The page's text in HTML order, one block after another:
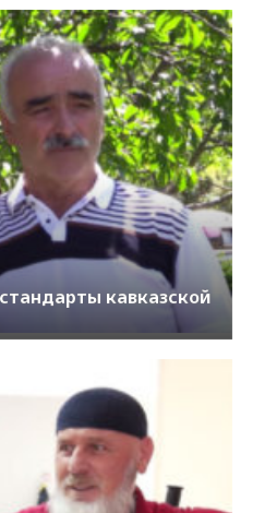
кавказской